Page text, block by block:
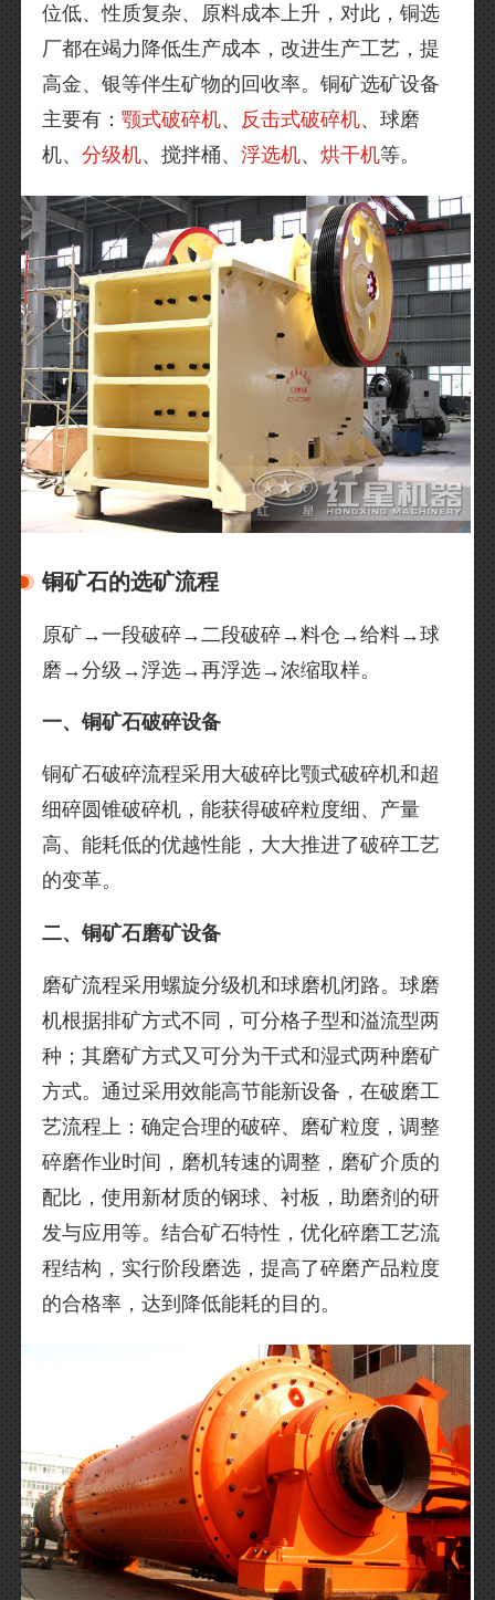
位低、性质复杂、原料成本上升，对此，铜选
厂都在竭力降低生产成本，改进生产工艺，提
高金、银等伴生矿物的回收率。铜矿选矿设备
主要有：颚式破碎机、 反击式破碎机、球磨
机、分级机、搅拌桶、浮选机、烘干机等。
铜矿石的选矿流程
原矿→一段破碎→二段破碎→料仓→给料→球
磨→分级→浮选→再浮选→浓缩取样。
一、铜矿石破碎设备
铜矿石破碎流程采用大破碎比颚式破碎机和超
细碎圆锥破碎机，能获得破碎粒度细、产量
高、能耗低的优越性能，大大推进了破碎工艺
的变革。
二、铜矿石磨矿设备
磨矿流程采用螺旋分级机和球磨机闭路。球磨
机根据排矿方式不同，可分格子型和溢流型两
种；其磨矿方式又可分为干式和湿式两种磨矿
方式。通过采用效能高节能新设备，在破磨工
艺流程上：确定合理的破碎、磨矿粒度，调整
碎磨作业时间，磨机转速的调整，磨矿介质的
配比，使用新材质的钢球、衬板，助磨剂的研
发与应用等。结合矿石特性，优化碎磨工艺流
程结构，实行阶段磨选，提高了碎磨产品粒度
的合格率，达到降低能耗的目的。